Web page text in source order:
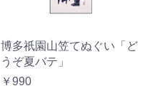
博多祇園山笠てぬぐい「ど
うぞ夏バテ」
￥990